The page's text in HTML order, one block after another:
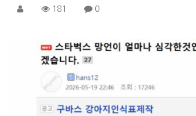
181 0